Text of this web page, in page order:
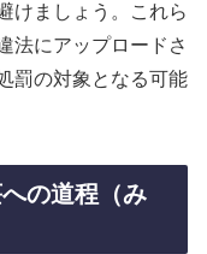
けましょう。これら
法にアップロードさ
罰の対象となる可能
の道程（み